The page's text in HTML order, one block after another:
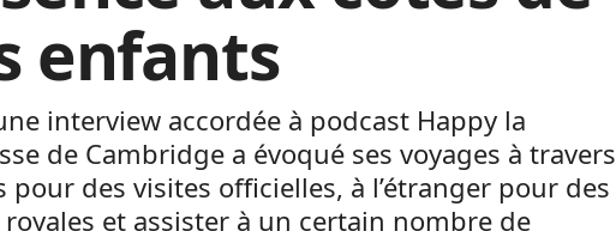
enfants
interview accordée à podcast Happy la
de Cambridge a évoqué ses voyages à travers
pour des visites officielles, à l’étranger pour des
et assister à un certain nombre de